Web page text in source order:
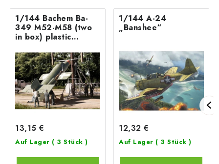
1/144 Bachem Ba-
349 M52-M58 (two
in box) plastic
13,15 €
Auf Lager ( 3 Stück )
1/144 A-24
„Banshee“
12,32 €
Auf Lager ( 3 Stück )